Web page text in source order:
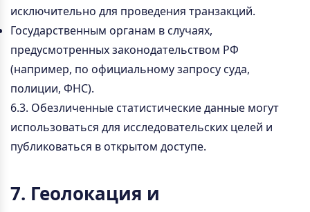
исключительно для проведения транзакций.
Государственным органам в случаях,
предусмотренных законодательством РФ
(например, по официальному запросу суда,
полиции, ФНС).
6.3. Обезличенные статистические данные могут
использоваться для исследовательских целей и
публиковаться в открытом доступе.
7. Геолокация и